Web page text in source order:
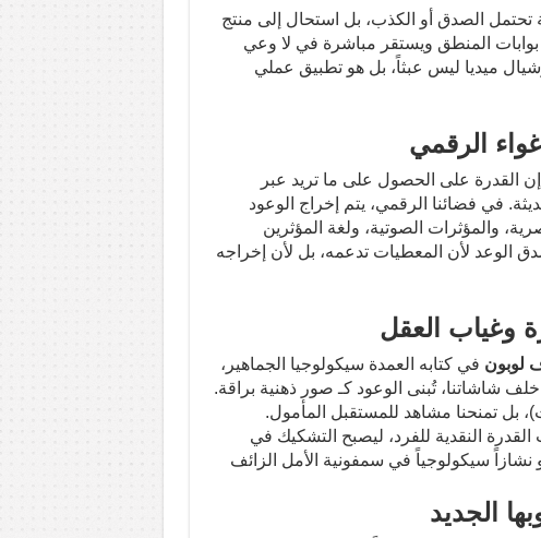
الصدق أو الكذب، بل استحال إلى منتج
بوابات المنطق ويستقر مباشرة في لا وعي
ميديا ليس عبثاً، بل هو تطبيق عملي
الرقمي
القدرة على الحصول على ما تريد عبر
في فضائنا الرقمي، يتم إخراج الوعود
والمؤثرات الصوتية، ولغة المؤثرين
الوعد لأن المعطيات تدعمه، بل لأن إخراجه
وغياب العقل
لوبون في كتابه العمدة سيكولوجيا الجماهير،
خلف شاشاتنا، تُبنى الوعود كـ صور ذهنية براقة.
بل تمنحنا مشاهد للمستقبل المأمول.
النقدية للفرد، ليصبح التشكيك في
نشازاً سيكولوجياً في سمفونية الأمل الزائف
الجديد